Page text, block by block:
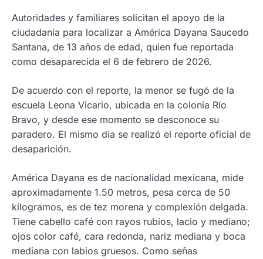
Autoridades y familiares solicitan el apoyo de la
ciudadanía para localizar a América Dayana Saucedo
Santana, de 13 años de edad, quien fue reportada
como desaparecida el 6 de febrero de 2026.
De acuerdo con el reporte, la menor se fugó de la
escuela Leona Vicario, ubicada en la colonia Río
Bravo, y desde ese momento se desconoce su
paradero. El mismo día se realizó el reporte oficial de
desaparición.
América Dayana es de nacionalidad mexicana, mide
aproximadamente 1.50 metros, pesa cerca de 50
kilogramos, es de tez morena y complexión delgada.
Tiene cabello café con rayos rubios, lacio y mediano;
ojos color café, cara redonda, nariz mediana y boca
mediana con labios gruesos. Como señas